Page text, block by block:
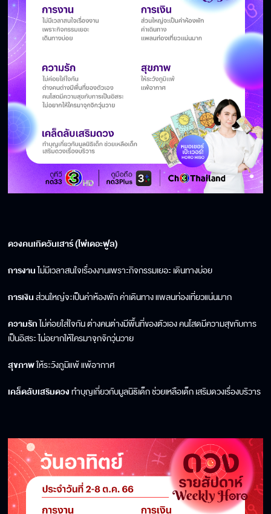
ดวงคนเกิดวันเสาร์ (ไพ่เดอะฟูล)
การงานไม่มีเวลาสนใจเรื่องงานเพราะกิจกรรมเยอะ เดินทางบ่อย
การเงินส่วนใหญ่จะเป็นค่าห้องพัก ค่าเดินทาง แพลนท่องเที่ยวแน่นมาก
ความรักไม่ค่อยใส่ใจกัน ต่างคนต่างมีพื้นที่ของตัวเอง คนโสดมีความสุขกับการ
เป็นอิสระ ไม่อยากให้ใครมาจุกจิกวุ่นวาย
สุขภาพให้ระวังภูมิแพ้ แพ้อากาศ
เคล็ดลับเสริมดวงทำบุญเกี่ยวกับมูลนิธิเด็ก ช่วยเหลือเด็ก เสริมดวงเรื่องบริวาร